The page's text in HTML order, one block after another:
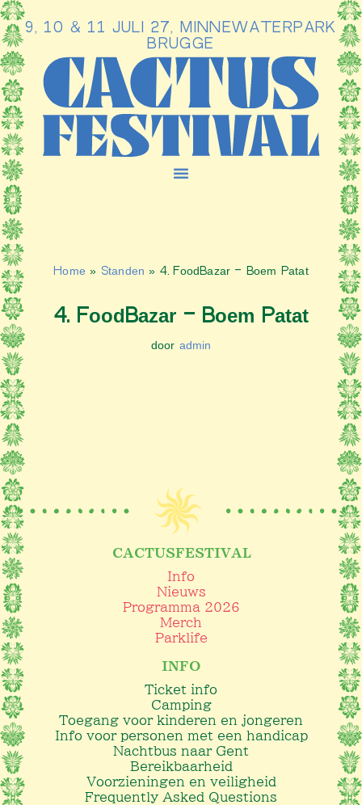
Ga
naar
de
inhoud
9, 10 & 11 JULI 27, MINNEWATERPARK
BRUGGE
Home » Standen » 4. FoodBazar – Boem Patat
4. FoodBazar – Boem Patat
door admin
CACTUSFESTIVAL
Info
Nieuws
Programma 2026
Merch
Parklife
INFO
Ticket info
Camping
Toegang voor kinderen en jongeren
Info voor personen met een handicap
Nachtbus naar Gent
Bereikbaarheid
Voorzieningen en veiligheid
Frequently Asked Questions